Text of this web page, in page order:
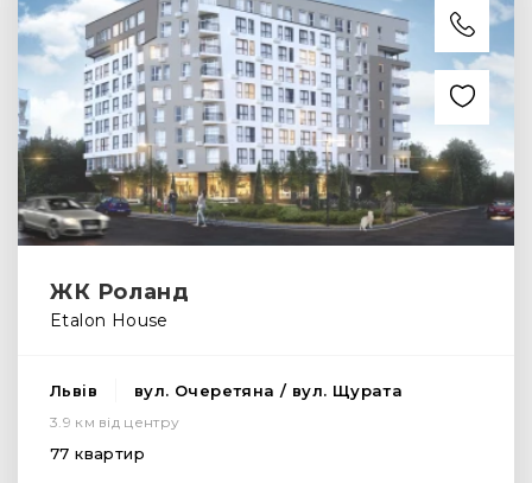
ЖК Роланд
Etalon House
Львів вул. Очеретяна / вул. Щурата
3.9 км від центру
77 квартир